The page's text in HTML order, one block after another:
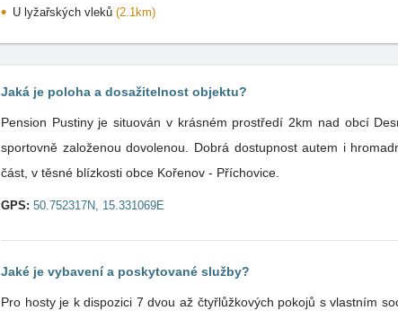
U lyžařských vleků (2.1km)
Jaká je poloha a dosažitelnost objektu?
Pension Pustiny je situován v krásném prostředí 2km nad obcí
sportovně založenou dovolenou. Dobrá dostupnost autem i
část, v těsné blízkosti obce Kořenov - Příchovice.
GPS: 50.752317N, 15.331069E
Jaké je vybavení a poskytované služby?
Pro hosty je k dispozici 7 dvou až čtyřlůžkových pokojů s vlastním